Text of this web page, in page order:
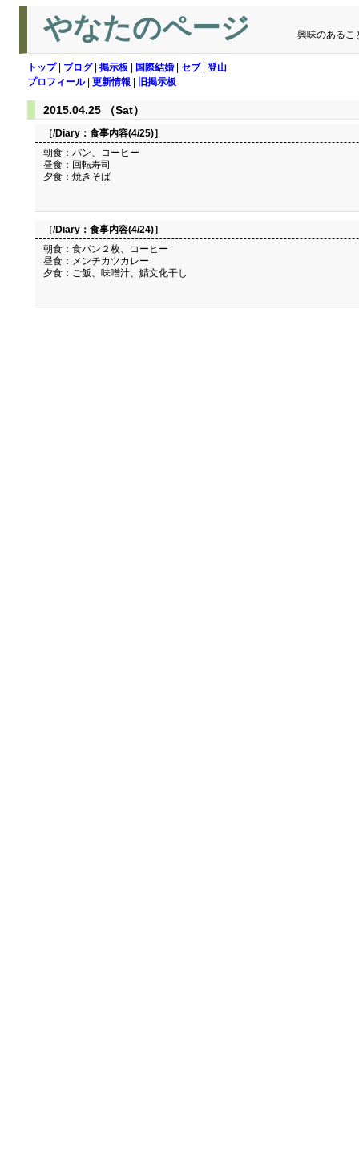
やなたのページ 興味のあるこ
トップ| ブログ| 掲示板 国際結婚 セブ| 登山
プロフィール| 更新情報 旧掲示板
2015.04.25 （Sat）
［/Diary： 食事内容(4/25)］
朝食：パン、コーヒー
昼食：回転寿司
夕食：焼きそば
［/Diary： 食事内容(4/24)］
朝食：食パン２枚、コーヒー
昼食：メンチカツカレー
夕食：ご飯、味噌汁、鯖文化干し